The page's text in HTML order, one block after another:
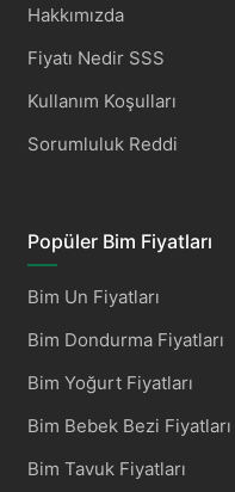
Hakkımızda
Fiyatı Nedir SSS
Kullanım Koşulları
Sorumluluk Reddi
Popüler Bim Fiyatları
Bim Un Fiyatları
Bim Dondurma Fiyatları
Bim Yoğurt Fiyatları
Bim Bebek Bezi Fiyatları
Bim Tavuk Fiyatları